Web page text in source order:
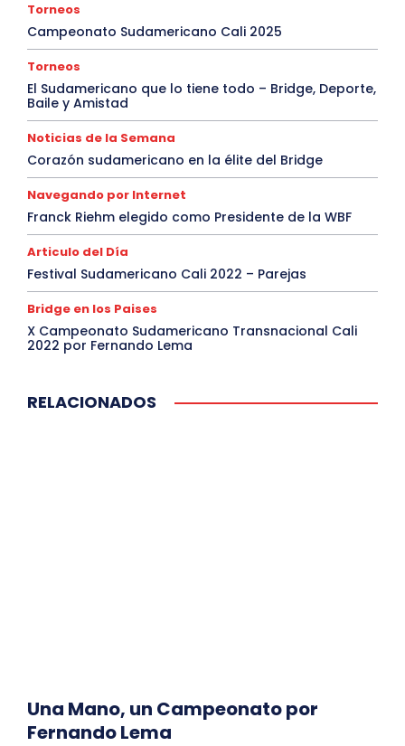
Torneos
Campeonato Sudamericano Cali 2025
Torneos
El Sudamericano que lo tiene todo – Bridge, Deporte,
Baile y Amistad
Noticias de la Semana
Corazón sudamericano en la élite del Bridge
Navegando por Internet
Franck Riehm elegido como Presidente de la WBF
Articulo del Día
Festival Sudamericano Cali 2022 – Parejas
Bridge en los Paises
X Campeonato Sudamericano Transnacional Cali
2022 por Fernando Lema
RELACIONADOS
Una Mano, un Campeonato por
Fernando Lema